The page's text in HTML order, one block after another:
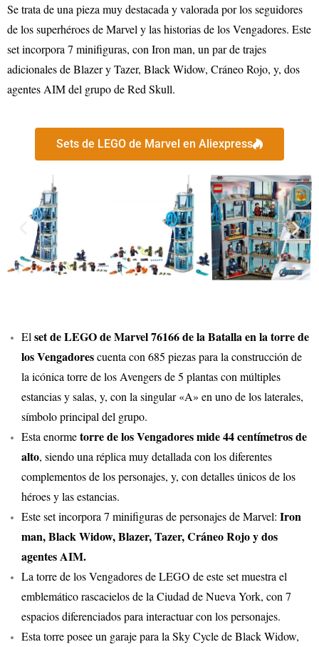
Se trata de una pieza muy destacada y valorada por los seguidores
de los superhéroes de Marvel y las historias de los Vengadores. Este
set incorpora 7 minifiguras, con Iron man, un par de trajes
adicionales de Blazer y Tazer, Black Widow, Cráneo Rojo, y, dos
agentes AIM del grupo de Red Skull.
Sets de LEGO de Marvel en Aliexpress
El set de LEGO de Marvel 76166 de la Batalla en la torre de
los Vengadorescuenta con 685 piezas para la construcción de
la icónica torre de los Avengers de 5 plantas con múltiples
estancias y salas, y, con la singular «A» en uno de los laterales,
símbolo principal del grupo.
Esta enormetorre de los Vengadores mide 44 centímetros de
alto, siendo una réplica muy detallada con los diferentes
complementos de los personajes, y, con detalles únicos de los
héroes y las estancias.
Este set incorpora 7 minifiguras de personajes de Marvel: Iron
man, Black Widow, Blazer, Tazer, Cráneo Rojo y dos
agentes AIM.
La torre de los Vengadores de LEGO de este set muestra el
emblemático rascacielos de la Ciudad de Nueva York, con 7
espacios diferenciados para interactuar con los personajes.
Esta torre posee un garaje para la Sky Cycle de Black Widow,